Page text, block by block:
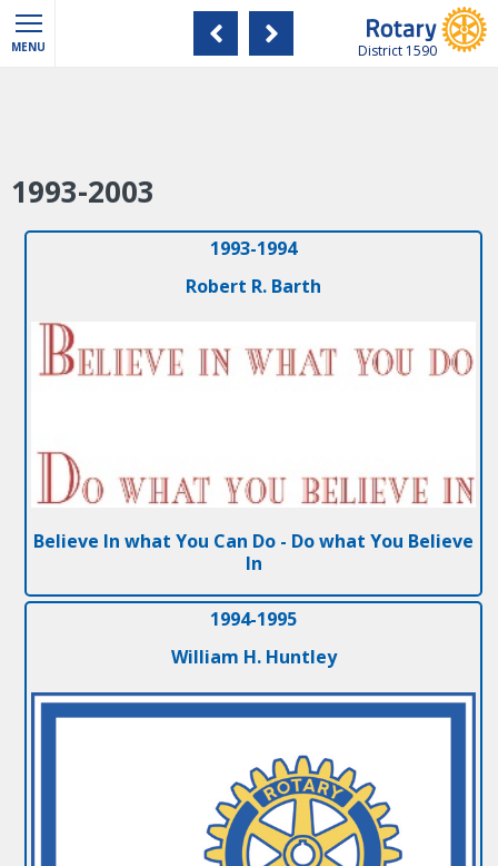
MENU District 1590
1993-2003
1993-1994
Robert R. Barth
Believe In what You Can Do - Do what You Believe
In
1994-1995
William H. Huntley